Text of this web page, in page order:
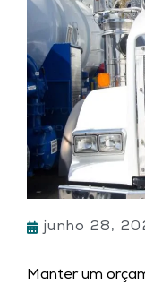
junho 28,
Manter um